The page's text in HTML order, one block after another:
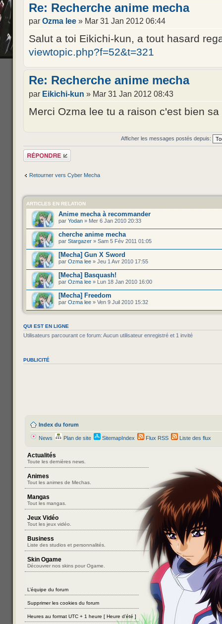
Re: Recherche anime mecha
par Ozma lee » Mar 31 Jan 2012 06:44
Salut a toi Eikichi-kun, a tout hasard
viewtopic.php?f=52&t=321
Re: Recherche anime mecha
par Eikichi-kun » Mar 31 Jan 2012 08:43
Merci Ozma lee tu a raison c'est bien sa
Afficher les messages postés depuis:
Répondre
Retourner vers Cyber Mecha
ARTICLES EN RELATION
Anime mecha à recommander
par Yodan » Mer 6 Jan 2010 20:33
cherche anime mecha
par Stargazer » Sam 5 Fév 2011 01:05
[Mecha] Gun X Sword
par Ozma lee » Jeu 1 Avr 2010 17:55
[Mecha] Basquash!
par Ozma lee » Lun 18 Jan 2010 16:00
[Mecha] Freedom
par Ozma lee » Ven 9 Juil 2010 15:32
QUI EST EN LIGNE
Utilisateurs parcourant ce forum: Aucun utilisateur enregistré et 1 invité
PUBLICITÉ
Index du forum
News Plan de site SitemapIndex Flux RSS Liste des flux
Actualités
Toute les dernières news.
Animes
Tout les animes de Mechas.
Mangas
Tout les mangas.
Jeux Vidéo
Tout les jeux vidéo.
Business
Liste des studios et personnalités.
Skin Ogame
Découvrer nos skins pour Ogame.
L’équipe du forum
Supprimer les cookies du forum
Heures au format UTC + 1 heure [ Heure d’été ]